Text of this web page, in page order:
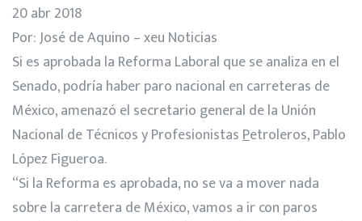
20 abr 2018
Por: José de Aquino – xeu Noticias
Si es aprobada la Reforma Laboral que se analiza en el
Senado, podría haber paro nacional en carreteras de
México, amenazó el secretario general de la Unión
Nacional de Técnicos y ProfesionistasPetroleros, Pablo
López Figueroa.
“Si la Reforma es aprobada, no se va a mover nada
sobre la carretera de México, vamos a ir con paros